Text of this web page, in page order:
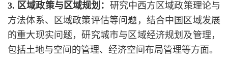
3. 区域政策与区域规划： 研究中西方区域政策理论与
方法体系、区域政策评估等问题，结合中国区域发展
的重大现实问题，研究城市与区域经济规划及管理，
包括土地与空间的管理、经济空间布局管理等方面。